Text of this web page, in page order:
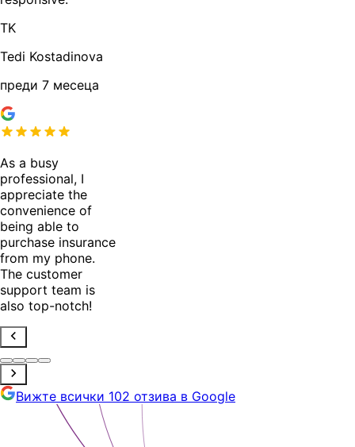
TK
Tedi Kostadinova
преди 7 месеца
As a busy
professional, I
appreciate the
convenience of
being able to
purchase insurance
from my phone.
The customer
support team is
also top-notch!
Вижте всички 102 отзива в Google